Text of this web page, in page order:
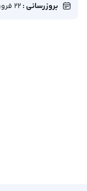
بروزرسانی :22 فروردین 1404